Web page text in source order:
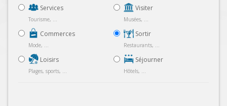
Services
Tourisme, ...
Commerces
Mode, ...
Loisirs
Plages, sports, ...
Visiter
Musées, ...
Sortir
Restaurants, ...
Séjourner
Hôtels, ...